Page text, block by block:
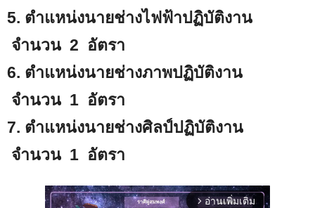
5. ตำแหน่งนายช่างไฟฟ้าปฏิบัติงาน
จำนวน 2 อัตรา
6. ตำแหน่งนายช่างภาพปฏิบัติงาน
จำนวน 1 อัตรา
7. ตำแหน่งนายช่างศิลป์ปฏิบัติงาน
จำนวน 1 อัตรา
arrow_forward_ios อ่านเพิ่มเติม